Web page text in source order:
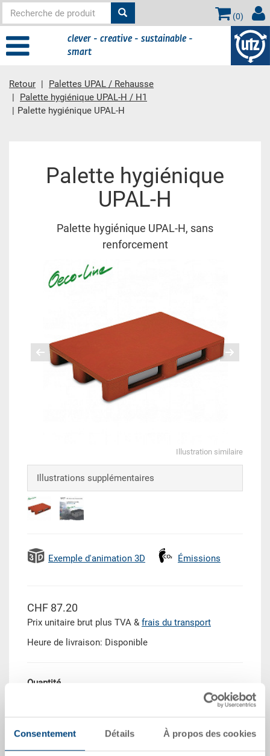
Consentement Détails À propos des cookies
(0)
clever - creative - sustainable -
smart
Retour
Palettes UPAL / Rehausse
Palette hygiénique UPAL-H / H1
Palette hygiénique UPAL-H
Palette hygiénique
UPAL-H
Palette hygiénique UPAL-H, sans
renforcement
Illustration similaire
Illustrations supplémentaires
Exemple d'animation 3D Émissions
CHF 87.20
Prix unitaire brut plus TVA & frais du transport
Heure de livraison: Disponible
Quantité
Dans le panier